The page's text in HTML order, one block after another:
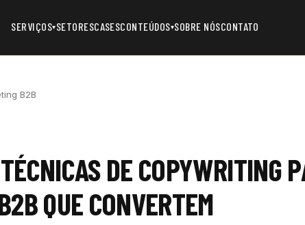
SERVIÇOS▾SETORESCASESCONTEÚDOS▾SOBRE NÓSCONTATO
B2B
DE COPYWRITING
QUE CONVERTEM